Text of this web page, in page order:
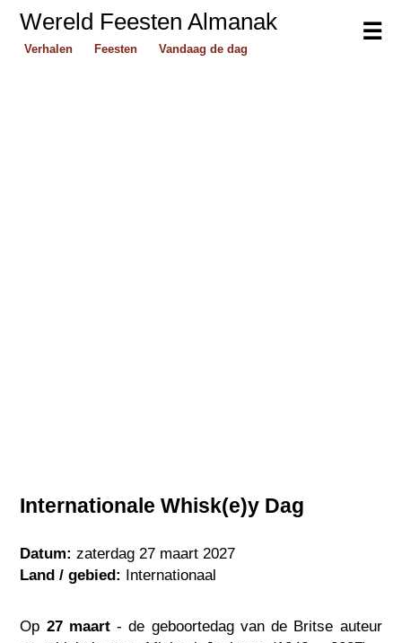
☰
Wereld Feesten Almanak
Verhalen Feesten Vandaag de dag
Internationale Whisk(e)y Dag
Datum: zaterdag 27 maart 2027
Land / gebied: Internationaal
Op 27 maart- de geboortedag van de Britse auteur